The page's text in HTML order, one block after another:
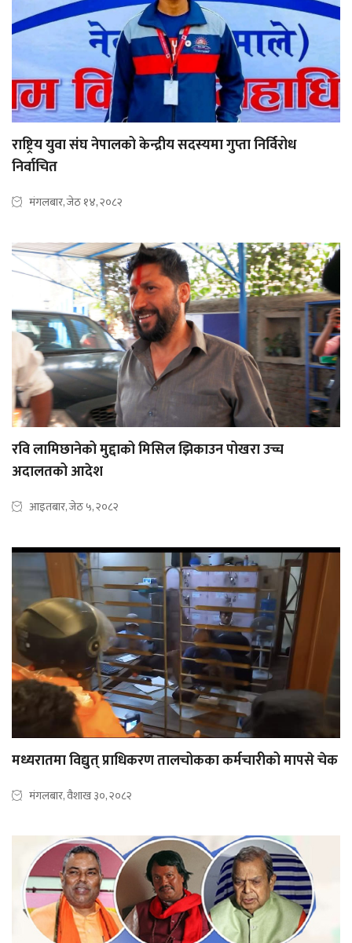
राष्ट्रिय युवा संघ नेपालको केन्द्रीय सदस्यमा गुप्ता निर्विरोध
निर्वाचित
मंगलबार, जेठ १४, २०८२
रवि लामिछानेको मुद्दाको मिसिल झिकाउन पोखरा उच्च
अदालतको आदेश
आइतबार, जेठ ५, २०८२
मध्यरातमा विद्युत् प्राधिकरण तालचोकका कर्मचारीको मापसे चेक
मंगलबार, वैशाख ३०, २०८२